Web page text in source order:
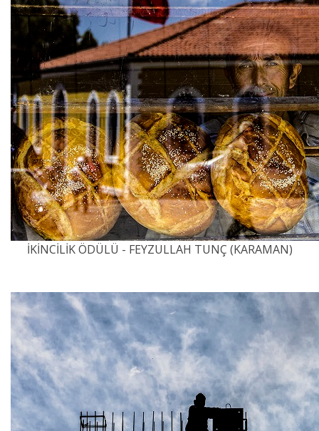
İKİNCİLİK ÖDÜLÜ - FEYZULLAH TUNÇ (KARAMAN)